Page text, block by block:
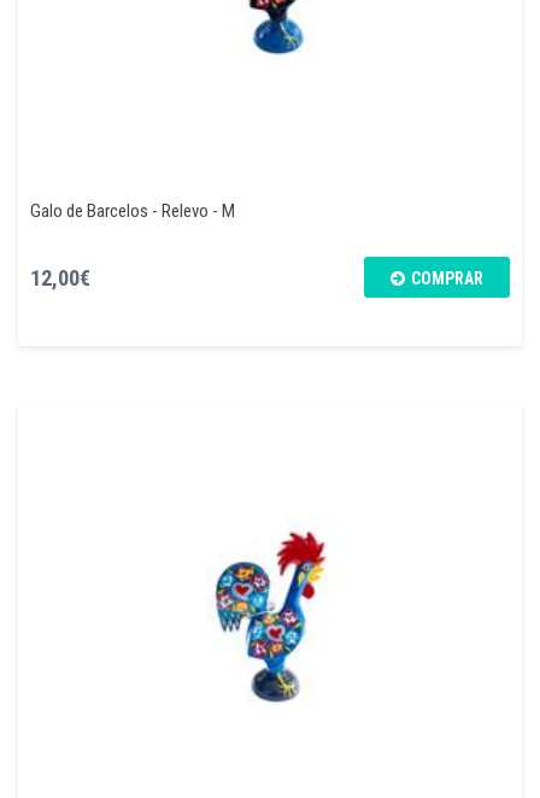
Galo de Barcelos - Relevo - M
12,00€ COMPRAR